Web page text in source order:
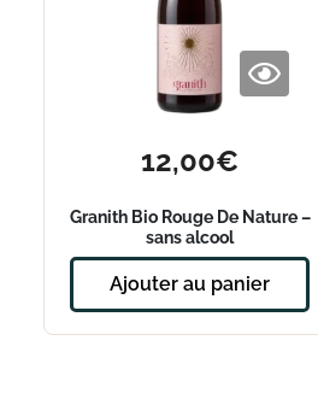
12,00€
Granith Bio Rouge De Nature –
sans alcool
Ajouter au panier